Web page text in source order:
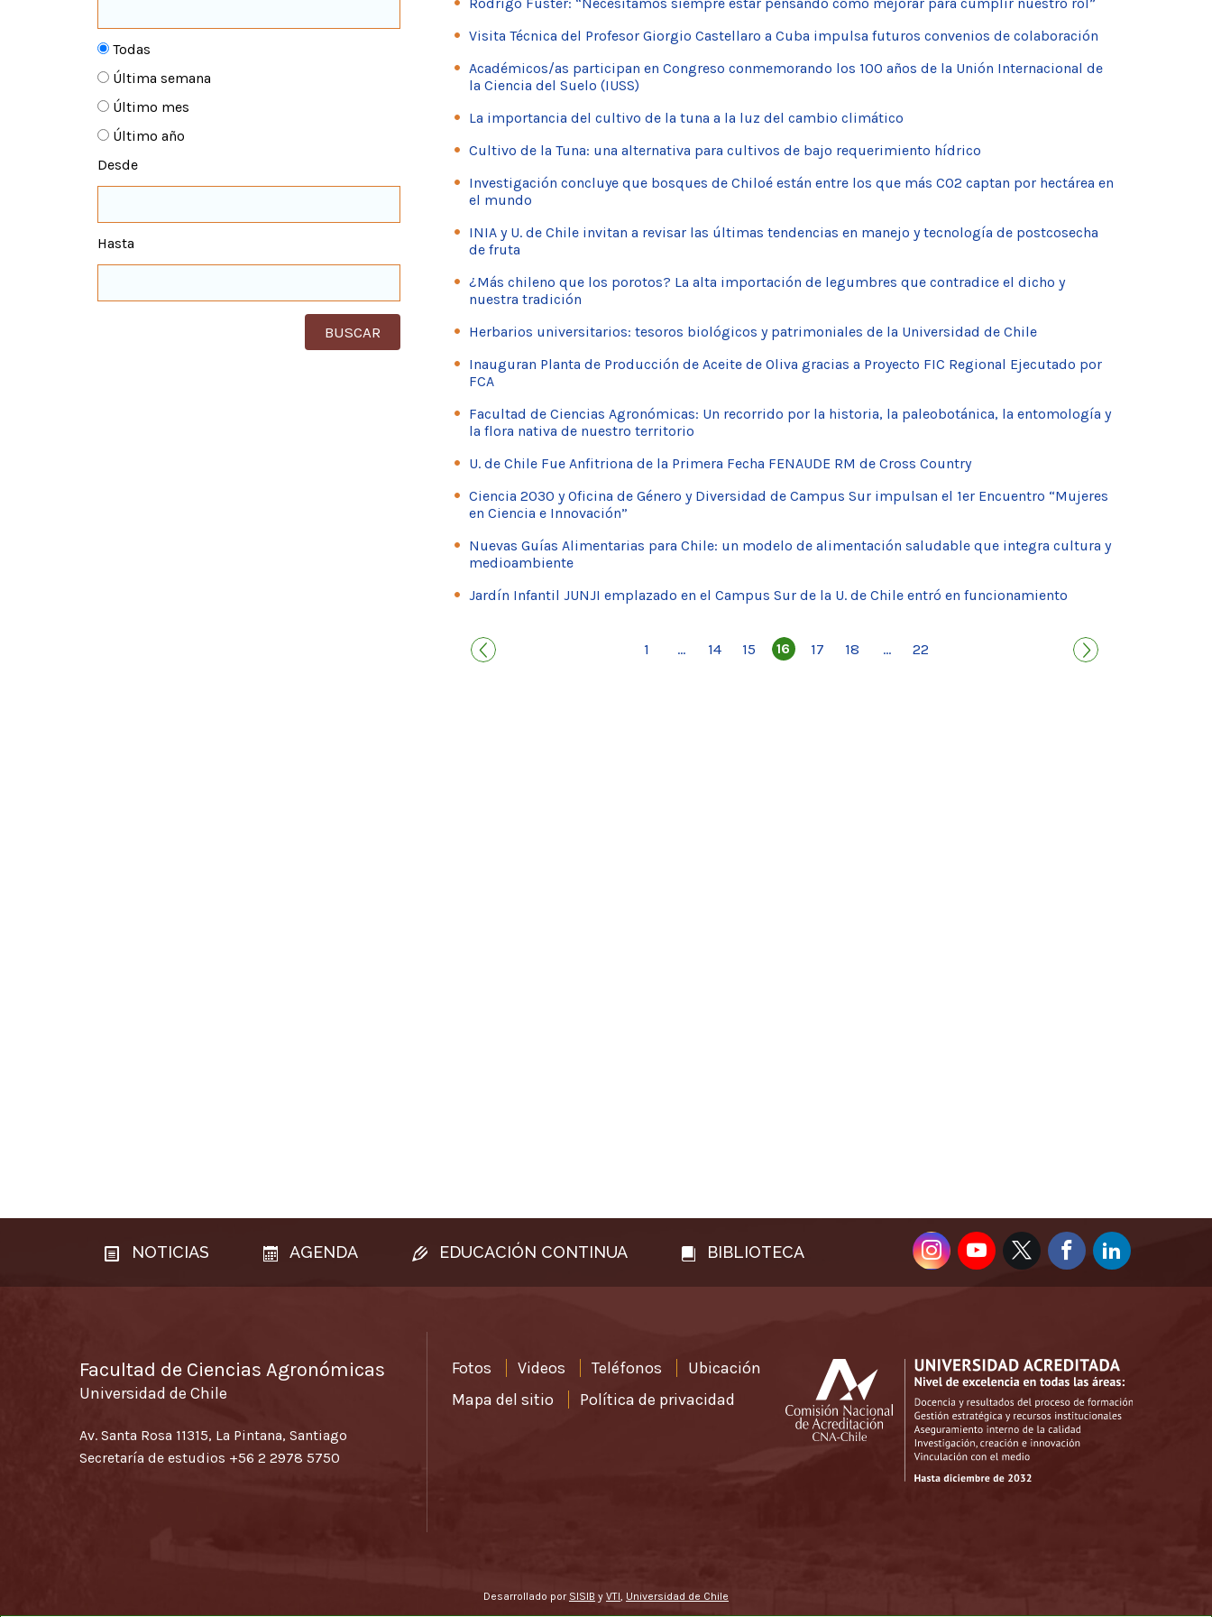
Visita Técnica del Profesor Giorgio Castellaro a Cuba impulsa futuros convenios de colaboración
Académicos/as participan en Congreso conmemorando los 100 años de la Unión Internacional de
la Ciencia del Suelo (IUSS)
La importancia del cultivo de la tuna a la luz del cambio climático
Cultivo de la Tuna: una alternativa para cultivos de bajo requerimiento hídrico
Investigación concluye que bosques de Chiloé están entre los que más CO2 captan por hectárea en
el mundo
INIA y U. de Chile invitan a revisar las últimas tendencias en manejo y tecnología de postcosecha
de fruta
¿Más chileno que los porotos? La alta importación de legumbres que contradice el dicho y
nuestra tradición
Herbarios universitarios: tesoros biológicos y patrimoniales de la Universidad de Chile
Inauguran Planta de Producción de Aceite de Oliva gracias a Proyecto FIC Regional Ejecutado por
FCA
Facultad de Ciencias Agronómicas: Un recorrido por la historia, la paleobotánica, la entomología y
la flora nativa de nuestro territorio
U. de Chile Fue Anfitriona de la Primera Fecha FENAUDE RM de Cross Country
Ciencia 2030 y Oficina de Género y Diversidad de Campus Sur impulsan el 1er Encuentro “Mujeres
en Ciencia e Innovación”
Nuevas Guías Alimentarias para Chile: un modelo de alimentación saludable que integra cultura y
medioambiente
Jardín Infantil JUNJI emplazado en el Campus Sur de la U. de Chile entró en funcionamiento
1 ... 14 15 16 17 18 ... 22
Todas
Última semana
Último mes
Último año
Desde
Hasta
NOTICIAS AGENDA EDUCACIÓN CONTINUA BIBLIOTECA
Facultad de Ciencias Agronómicas
Universidad de Chile
Av. Santa Rosa 11315, La Pintana, Santiago
Secretaría de estudios +56 2 2978 5750
Fotos Videos Teléfonos
Ubicación
Mapa del sitio
Política de privacidad
Desarrollado por SISIB y VTI, Universidad de Chile